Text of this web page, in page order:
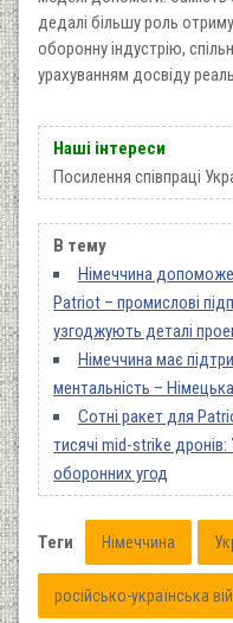
дедалі більшу роль
оборонну індустрію,
урахуванням досвіду
Наші інтереси
Посилення співпраці
В тему
Німеччина допоможе
Patriot – промислові
узгоджують деталі
Німеччина має
ментальність –
Сотні ракет для
тисячі mid-strike дронів:
оборонних угод
Теги Німеччина
російсько-українська